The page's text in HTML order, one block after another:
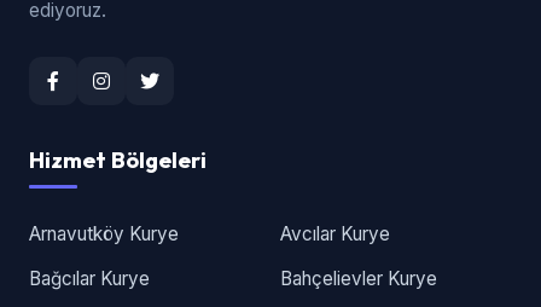
ediyoruz.
Hizmet Bölgeleri
Arnavutköy Kurye
Avcılar Kurye
Bağcılar Kurye
Bahçelievler Kurye